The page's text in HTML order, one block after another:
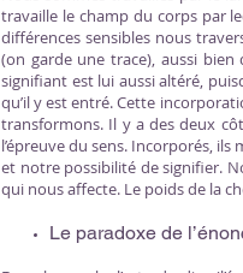
travaille le champ du corps par
différences sensibles nous
(on garde une trace), aussi bien
signifiant est lui aussi altéré,
qu’il y est entré. Cette
transformons. Il y a des deux
l’épreuve du sens. Incorporés, ils
et notre possibilité de signifier.
qui nous affecte. Le poids de la
Le paradoxe de